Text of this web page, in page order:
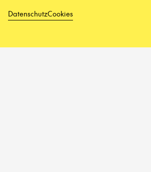
DatenschutzCookies